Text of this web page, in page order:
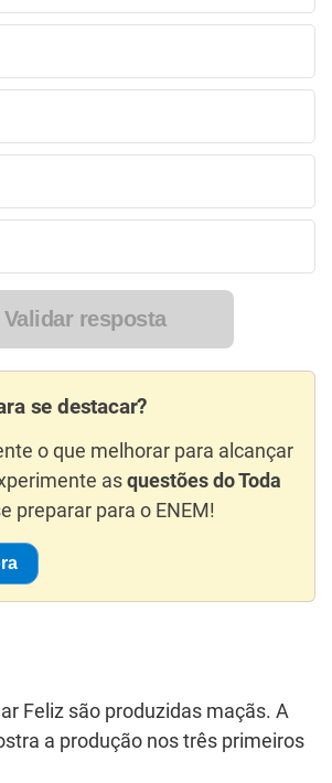
Validar resposta
se destacar?
o que melhorar para alcançar
as questões do Toda
preparar para o ENEM!
Feliz são produzidas maçãs. A
a produção nos três primeiros